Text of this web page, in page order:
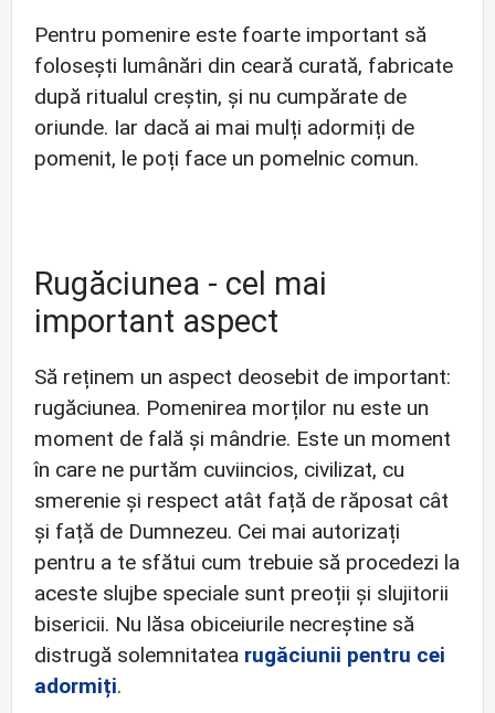
Pentru pomenire este foarte important să
folosești lumânări din ceară curată, fabricate
după ritualul creștin, și nu cumpărate de
oriunde. Iar dacă ai mai mulți adormiți de
pomenit, le poți face un pomelnic comun.
Rugăciunea - cel mai
important aspect
Să reținem un aspect deosebit de important:
rugăciunea. Pomenirea morților nu este un
moment de fală și mândrie. Este un moment
în care ne purtăm cuviincios, civilizat, cu
smerenie și respect atât față de răposat cât
și față de Dumnezeu. Cei mai autorizați
pentru a te sfătui cum trebuie să procedezi la
aceste slujbe speciale sunt preoții și slujitorii
bisericii. Nu lăsa obiceiurile necreștine să
distrugă solemnitatea rugăciunii pentru cei
adormiți.